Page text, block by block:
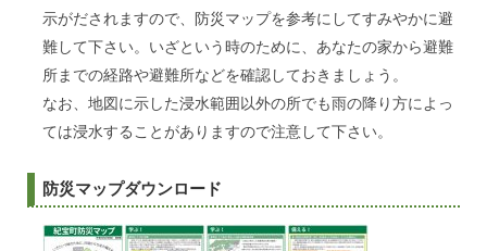
示がだされますので、防災マップを参考にしてすみやかに避
難して下さい。いざという時のために、あなたの家から避難
所までの経路や避難所などを確認しておきましょう。
なお、地図に示した浸水範囲以外の所でも雨の降り方によっ
ては浸水することがありますので注意して下さい。
防災マップダウンロード